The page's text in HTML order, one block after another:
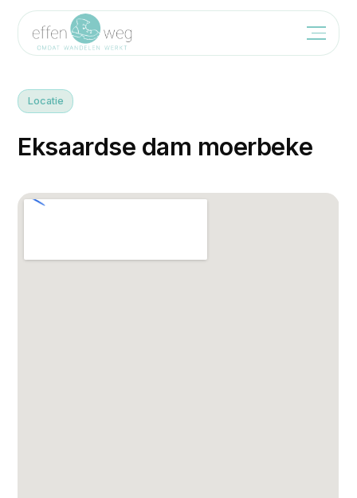
Locatie
Eksaardse dam moerbeke